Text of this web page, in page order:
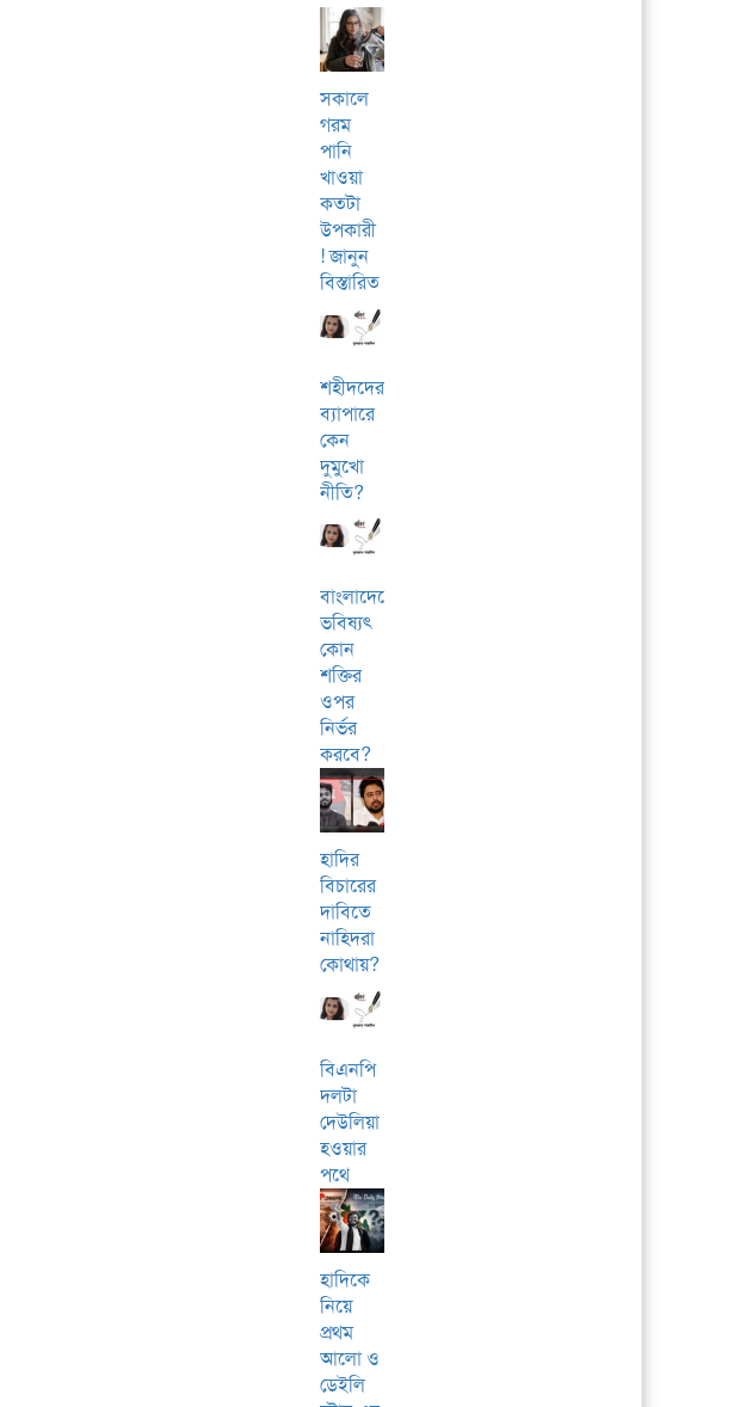
সকালে
গরম
পানি
খাওয়া
কতটা
উপকারী
! জানুন
বিস্তারিত
শহীদদের
ব্যাপারে
কেন
দুমুখো
নীতি?
বাংলাদেশের
ভবিষ্যৎ
কোন
শক্তির
ওপর
নির্ভর
করবে?
হাদির
বিচারের
দাবিতে
নাহিদরা
কোথায়?
বিএনপি
দলটা
দেউলিয়া
হওয়ার
পথে
হাদিকে
নিয়ে
প্রথম
আলো ও
ডেইলি